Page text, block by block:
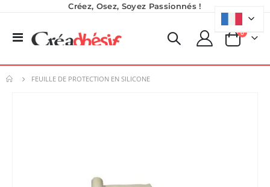
Créez, Osez, Soyez Passionnés !
Basculer
Panier
0produits
FEUILLE DE PROTECTION EN SILICONE